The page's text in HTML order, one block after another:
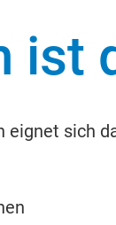
ist
eignet sich